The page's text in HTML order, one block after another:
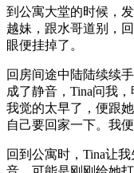
到公寓大堂的时候，
越妹，跟水哥道别，
眼便挂掉了。
回房间途中陆陆续续
成了静音，Tina问我
我觉的太早了，便跟
自己要回家一下。我
回到公寓时，Tina让